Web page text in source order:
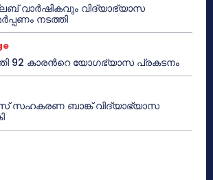
വാർഷികവും വിദ്യാഭ്യാസ
നടത്തി
92 കാരൻറെ യോഗഭ്യാസ പ്രകടനം
സഹകരണ ബാങ്ക് വിദ്യാഭ്യാസ